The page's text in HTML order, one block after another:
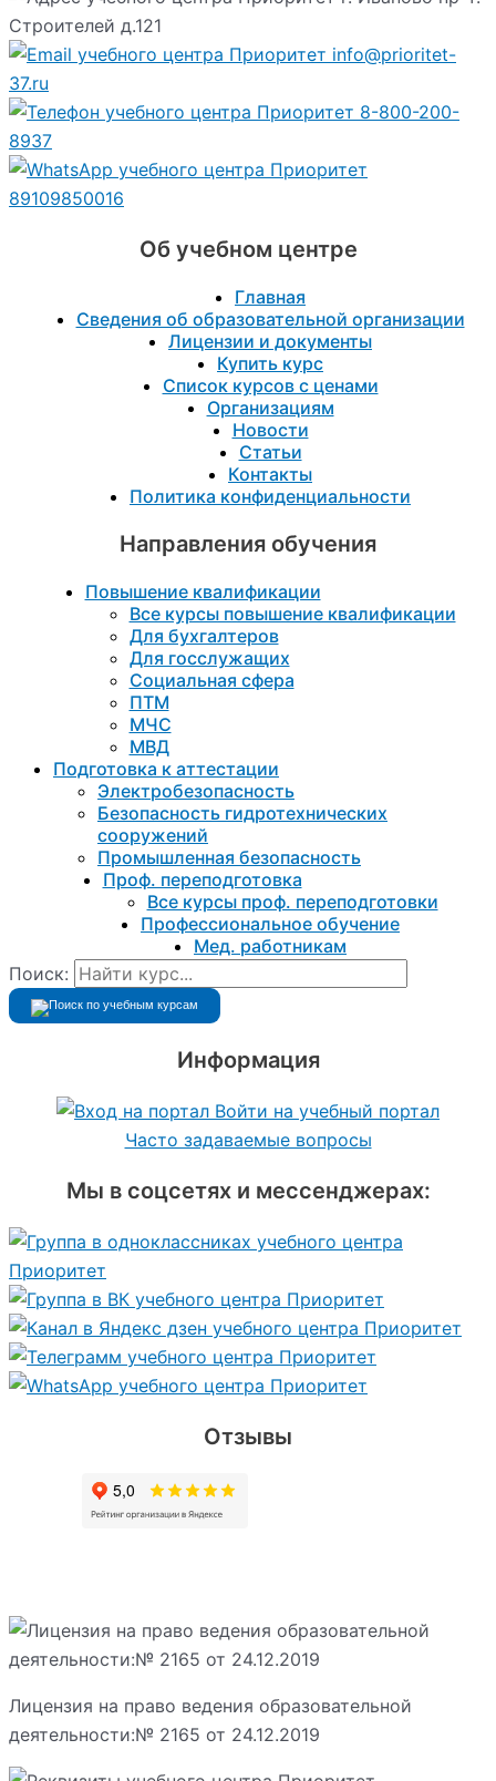
Строителей д.121
info@prioritet-
37.ru
8-800-200-
8937
89109850016
Об учебном центре
Главная
Сведения об образовательной организации
Лицензии и документы
Купить курс
Список курсов с ценами
Организациям
Новости
Статьи
Контакты
Политика конфиденциальности
Направления обучения
Повышение квалификации
Все курсы повышение квалификации
Для бухгалтеров
Для госслужащих
Социальная сфера
ПТМ
МЧС
МВД
Подготовка к aттестации
Электробезопасность
Безопасность гидротехнических
сооружений
Промышленная безопасность
Проф. переподготовка
Все курсы проф. переподготовки
Профессиональное обучение
Мед. работникам
Поиск:
Информация
Войти на учебный портал
Часто задаваемые вопросы
Мы в соцсетях и мессенджерах:
Отзывы
Лицензия на право ведения образовательной
деятельности:№ 2165 от 24.12.2019